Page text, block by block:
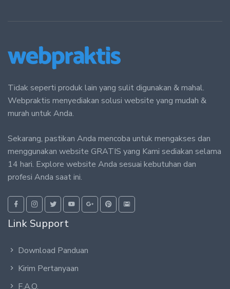
Tidak seperti produk lain yang sulit digunakan & mahal.
Webpraktis menyediakan solusi website yang mudah &
murah untuk Anda.
Sekarang, pastikan Anda mencoba untuk mengakses dan
menggunakan website GRATIS yang Kami sediakan selama
14 hari. Explore website Anda sesuai kebutuhan dan
profesi Anda saat ini.
Link Support
Download Panduan
Kirim Pertanyaan
F.A.Q.